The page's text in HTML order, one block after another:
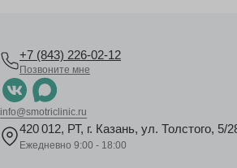
+7 (843) 226-02-12
Позвоните мне
info@smotriclinic.ru
420 012, РТ, г. Казань, ул. Толстого, 5/
Ежедневно 9:00 - 18:00